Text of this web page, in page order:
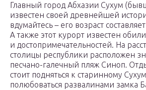
Главный город Абхазии Сухум
известен своей древнейшей
вдумайтесь – его возраст
А также этот курорт известен
и достопримечательностей. На
столицы республики расположен
песчано-галечный пляж Синоп.
стоит подняться к старинному
полюбоваться развалинами замка